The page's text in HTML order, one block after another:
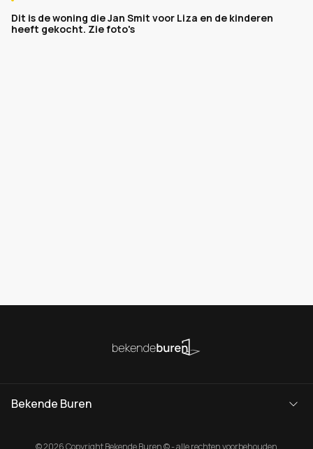
Dit is de woning die Jan Smit voor Liza en de kinderen
heeft gekocht. Zie foto's
Bekende Buren